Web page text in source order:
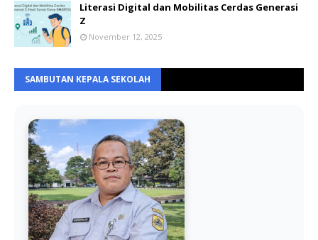
Literasi Digital dan Mobilitas Cerdas Generasi
Z
November 12, 2025
SAMBUTAN KEPALA SEKOLAH